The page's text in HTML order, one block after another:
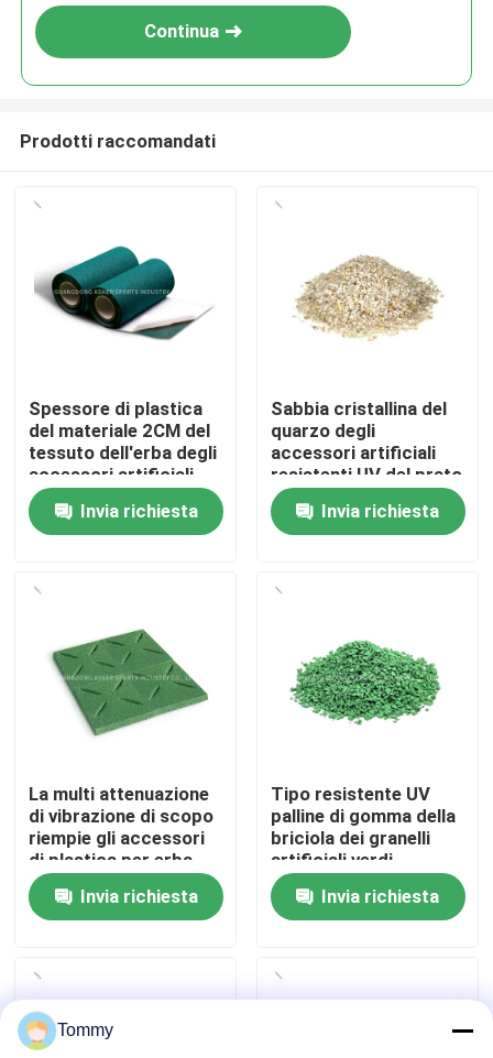
Casa.
Prodotti
Chi Siamo
Visita alla fabbrica
Contattaci
Notizie
Casi
Chiedi un preventivo
Continua
Prodotti raccomandati
Spessore di plastica
del materiale 2CM del
tessuto dell'erba degli
accessori artificiali
verdi del prato inglese
Invia richiesta
Sabbia cristallina del
quarzo degli
accessori artificiali
resistenti UV del prato
inglese per fotografia
Invia richiesta
La multi attenuazione
di vibrazione di scopo
riempie gli accessori
di plastica per erba
artificiale
Invia richiesta
Tipo resistente UV
palline di gomma della
briciola dei granelli
artificiali verdi
dell'erba
Invia richiesta
Tommy